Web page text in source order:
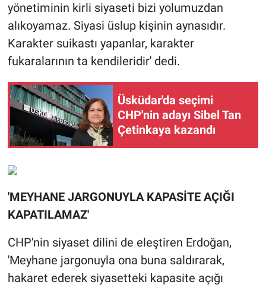
yönetiminin kirli siyaseti bizi yolumuzdan
alıkoyamaz. Siyasi üslup kişinin aynasıdır.
Karakter suikastı yapanlar, karakter
fukaralarının ta kendileridir' dedi.
Üsküdar'da seçimi
CHP'nin adayı Sibel Tan
Çetinkaya kazandı
'MEYHANE JARGONUYLA KAPASİTE AÇIĞI
KAPATILAMAZ'
CHP'nin siyaset dilini de eleştiren Erdoğan,
'Meyhane jargonuyla ona buna saldırarak,
hakaret ederek siyasetteki kapasite açığı